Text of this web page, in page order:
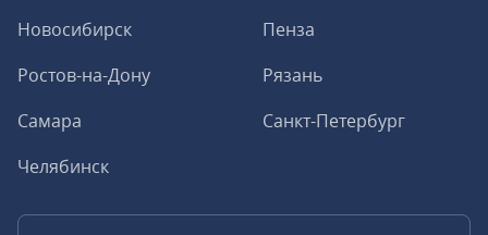
Новосибирск
Пенза
Ростов-на-Дону
Рязань
Самара
Санкт-Петербург
Челябинск